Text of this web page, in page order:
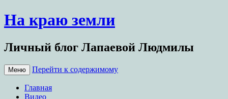
На краю земли
Личный блог Лапаевой Людмилы
Меню Перейти к содержимому
Главная
Видео